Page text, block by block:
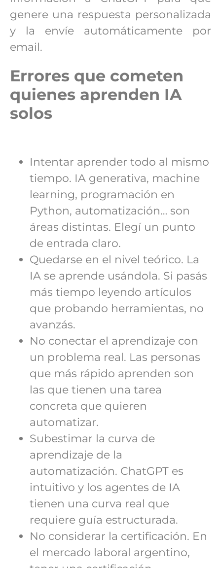
genere una respuesta personalizada
y la envíe automáticamente por
email.
Errores que cometen
quienes aprenden IA
solos
Intentar aprender todo al mismo
tiempo. IA generativa, machine
learning, programación en
Python, automatización… son
áreas distintas. Elegí un punto
de entrada claro.
Quedarse en el nivel teórico. La
IA se aprende usándola. Si pasás
más tiempo leyendo artículos
que probando herramientas, no
avanzás.
No conectar el aprendizaje con
un problema real. Las personas
que más rápido aprenden son
las que tienen una tarea
concreta que quieren
automatizar.
Subestimar la curva de
aprendizaje de la
automatización. ChatGPT es
intuitivo y los agentes de IA
tienen una curva real que
requiere guía estructurada.
No considerar la certificación. En
el mercado laboral argentino,